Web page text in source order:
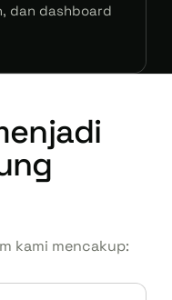
dan dashboard
kami mencakup: